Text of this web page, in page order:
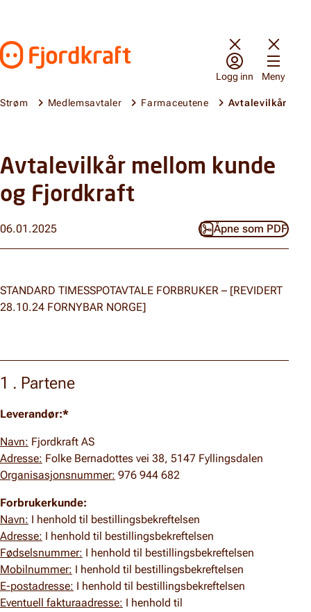
Gå til forsiden
Logg inn Meny
Strøm Medlemsavtaler Farmaceutene Avtalevilkår
Avtalevilkår mellom kunde
og Fjordkraft
06.01.2025 Åpne som PDF
STANDARD TIMESSPOTAVTALE FORBRUKER – [REVIDERT
28.10.24 FORNYBAR NORGE]
1 . Partene
Leverandør:*
Navn: Fjordkraft AS
Adresse: Folke Bernadottes vei 38, 5147 Fyllingsdalen
Organisasjonsnummer: 976 944 682
Forbrukerkunde:
Navn: I henhold til bestillingsbekreftelsen
Adresse: I henhold til bestillingsbekreftelsen
Fødselsnummer: I henhold til bestillingsbekreftelsen
Mobilnummer: I henhold til bestillingsbekreftelsen
E-postadresse: I henhold til bestillingsbekreftelsen
Eventuell fakturaadresse: I henhold til